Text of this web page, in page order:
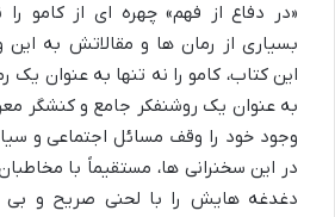
«در دفاع از فهم» چهره ای از کامو
بسیاری از رمان ها و مقالاتش به
این کتاب، کامو را نه تنها به عنوان یک
به عنوان یک روشنفکر جامع و کنشگر
وجود خود را وقف مسائل اجتماعی و
در این سخنرانی ها، مستقیماً با
دغدغه هایش را با لحنی صریح و بی